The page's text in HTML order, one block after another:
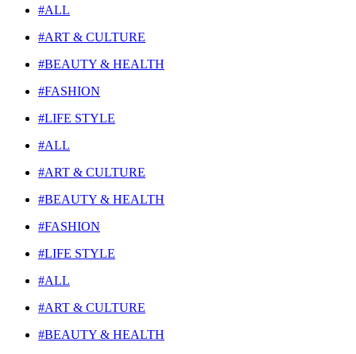
#ALL
#ART & CULTURE
#BEAUTY & HEALTH
#FASHION
#LIFE STYLE
#ALL
#ART & CULTURE
#BEAUTY & HEALTH
#FASHION
#LIFE STYLE
#ALL
#ART & CULTURE
#BEAUTY & HEALTH